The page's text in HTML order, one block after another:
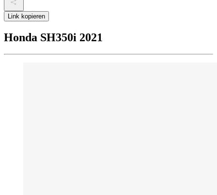
Link kopieren
Honda SH350i 2021